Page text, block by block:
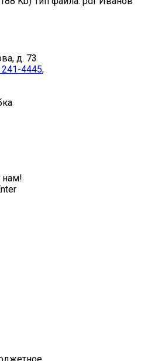
д. 73
4445,
нам!